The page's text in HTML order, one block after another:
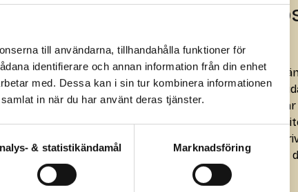
till användarna, tillhandahålla funktioner för
identifierare och annan information från din enhet
med. Dessa kan i sin tur kombinera informationen
in när du har använt deras tjänster.
& statistikändamål Marknadsföring
inspiration hos oss –
tekniker!
du utforskat våra Tips & Tekniker här på hemsidan
hittar du ett gäng samlade artiklar som tipsar och
allt från blockning och tillbehör till
sommarstickning. Perfekt för dig som kanske söker
eller extra hjälp på traven. Vill du att vi ska
om något specifikt? Mejla vår support eller hör av
oss på Instagram!